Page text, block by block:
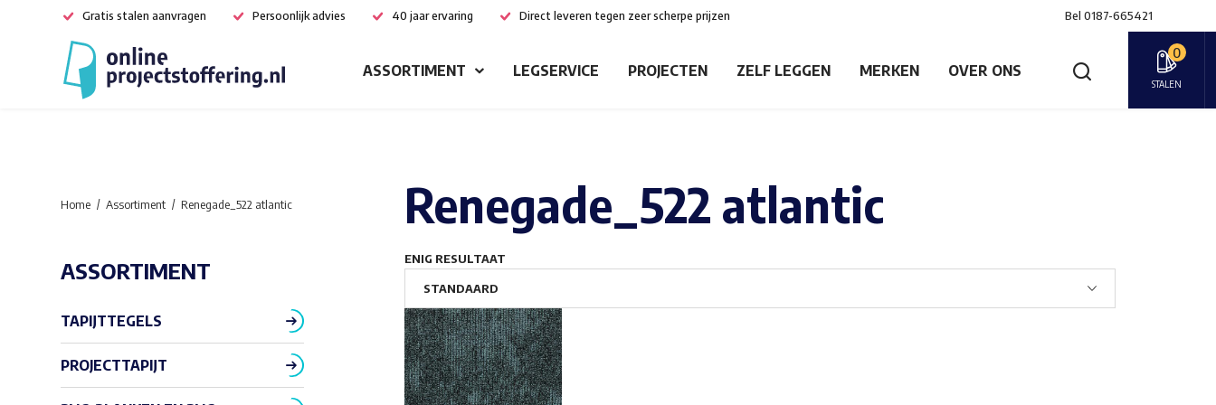
Gratis stalen aanvragen Persoonlijk advies 40 jaar ervaring Direct leveren tegen zeer scherpe prijzen Bel 0187-665421
ASSORTIMENT LEGSERVICE PROJECTEN ZELF LEGGEN MERKEN OVER ONS
0
STALEN
Renegade_522 atlantic
ENIG RESULTAAT
Home Assortiment Renegade_522 atlantic
ASSORTIMENT
TAPIJTTEGELS
PROJECTTAPIJT